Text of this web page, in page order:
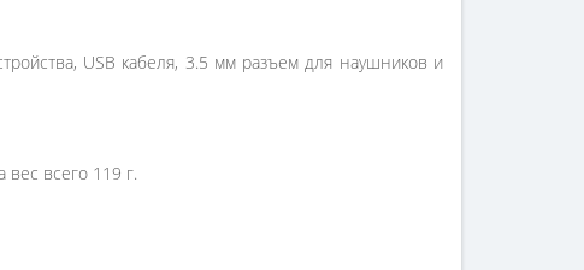
USB кабеля, 3.5 мм разъем для наушников и
всего 119 г.